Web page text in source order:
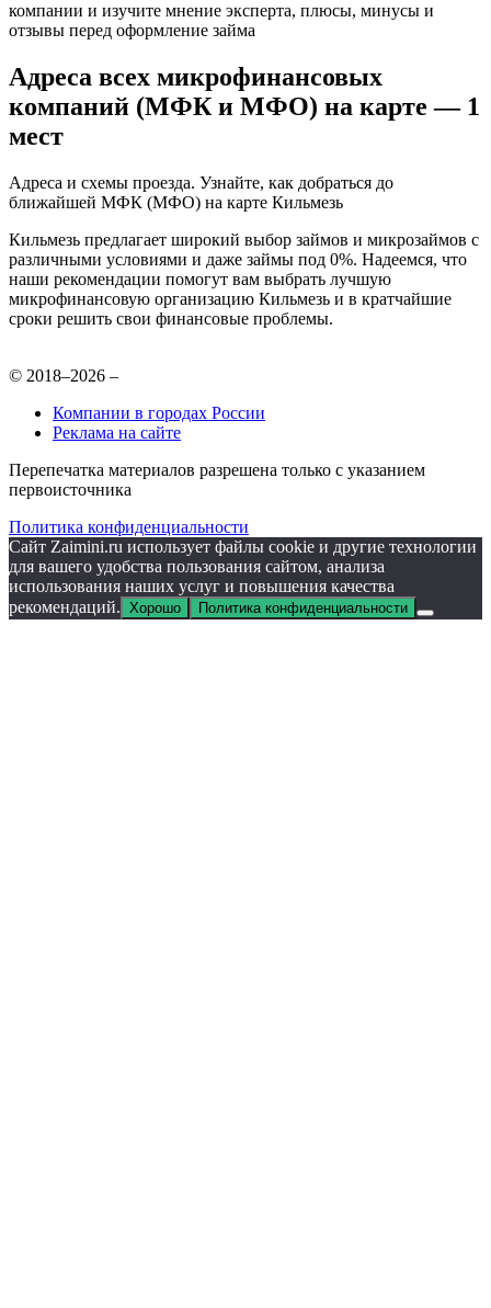
компании и изучите мнение эксперта, плюсы, минусы и
отзывы перед оформление займа
Адреса всех микрофинансовых
компаний (МФК и МФО) на карте — 1
мест
Адреса и схемы проезда. Узнайте, как добраться до
ближайшей МФК (МФО) на карте Кильмезь
Кильмезь предлагает широкий выбор займов и микрозаймов с
различными условиями и даже займы под 0%. Надеемся, что
наши рекомендации помогут вам выбрать лучшую
микрофинансовую организацию Кильмезь и в кратчайшие
сроки решить свои финансовые проблемы.
© 2018–2026 –
Компании в городах России
Реклама на сайте
Перепечатка материалов разрешена только с указанием
первоисточника
Политика конфиденциальности
Сайт Zaimini.ru использует файлы cookie и другие технологии
для вашего удобства пользования сайтом, анализа
использования наших услуг и повышения качества
рекомендаций. Хорошо Политика конфиденциальности